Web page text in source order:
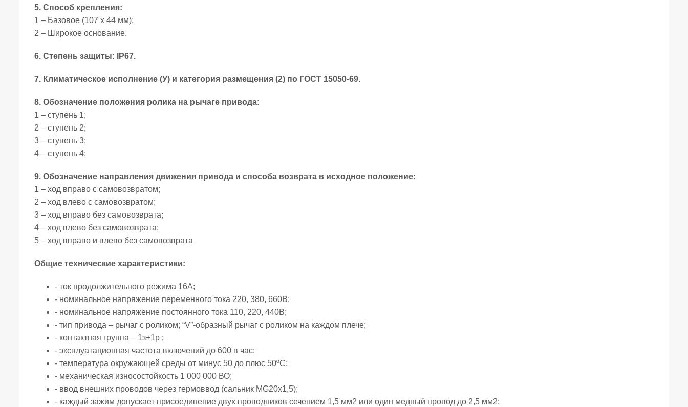
5. Способ крепления:
1 – Базовое (107 х 44 мм);
2 – Широкое основание.
6. Степень защиты: IP67.
7. Климатическое исполнение (У) и категория размещения (2) по ГОСТ 15050-69.
8. Обозначение положения ролика на рычаге привода:
1 – ступень 1;
2 – ступень 2;
3 – ступень 3;
4 – ступень 4;
9. Обозначение направления движения привода и способа возврата в исходное положение:
1 – ход вправо с самовозвратом;
2 – ход влево с самовозвратом;
3 – ход вправо без самовозврата;
4 – ход влево без самовозврата;
5 – ход вправо и влево без самовозврата
Общие технические характеристики:
- ток продолжительного режима 16А;
- номинальное напряжение переменного тока 220, 380, 660В;
- номинальное напряжение постоянного тока 110, 220, 440В;
- тип привода – рычаг с роликом; “V”-образный рычаг с роликом на каждом плече;
- контактная группа – 1з+1р ;
- эксплуатационная частота включений до 600 в час;
- температура окружающей среды от минус 50 до плюс 50ºС;
- механическая износостойкость 1 000 000 ВО;
- ввод внешних проводов через гермоввод (сальник МG20x1,5);
- каждый зажим допускает присоединение двух проводников сечением 1,5 мм2 или один медный провод до 2,5 мм2;